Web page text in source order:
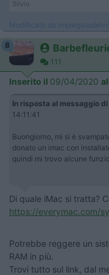
Silvio
Modificato da
8
111
Inserito il 09/04/2020
In risposta al messaggio di
14:11:41
Buongiorno, mi si è
donato un imac con
quindi mi trovo alcune
Di quale iMac si tratta?
https://everymac.com/
Potrebbe reggere un
RAM in più.
Trovi tutto sul link, dal